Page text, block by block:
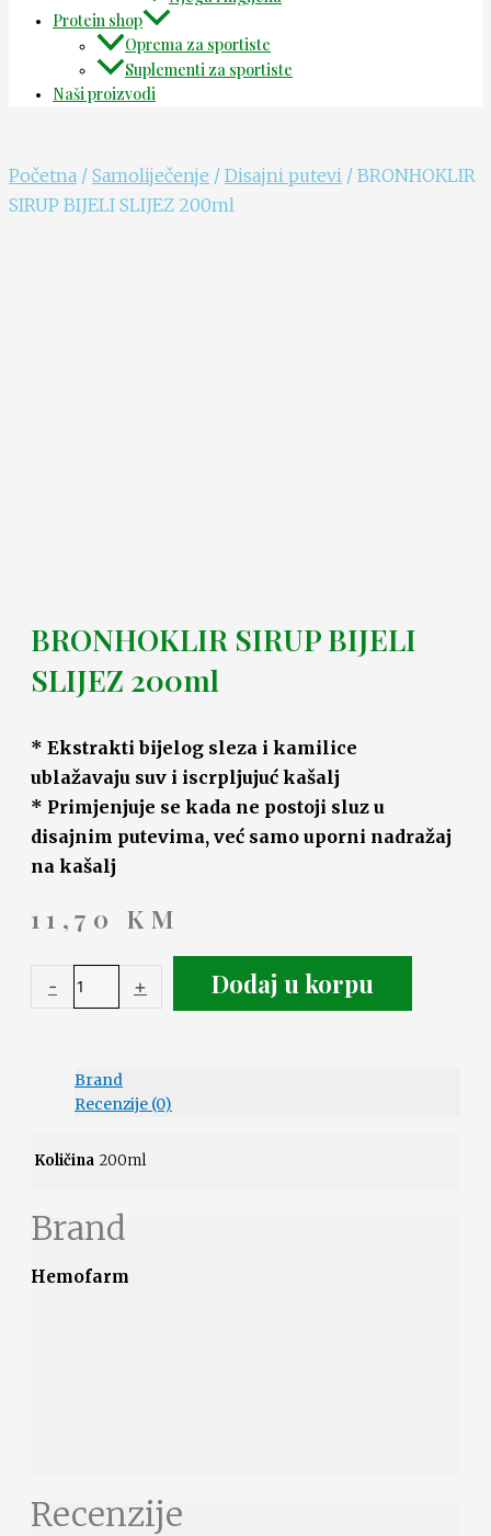
Protein shop
Oprema za sportiste
Suplementi za sportiste
Naši proizvodi
Početna / Samoliječenje / Disajni putevi / BRONHOKLIR
SIRUP BIJELI SLIJEZ 200ml
BRONHOKLIR SIRUP BIJELI
SLIJEZ 200ml
* Ekstrakti bijelog sleza i kamilice
ublažavaju suv i iscrpljujuć kašalj
* Primjenjuje se kada ne postoji sluz u
disajnim putevima, već samo uporni nadražaj
na kašalj
11,70 KM
- + Dodaj u korpu
Brand
Recenzije (0)
Količina 200ml
Brand
Hemofarm
Recenzije